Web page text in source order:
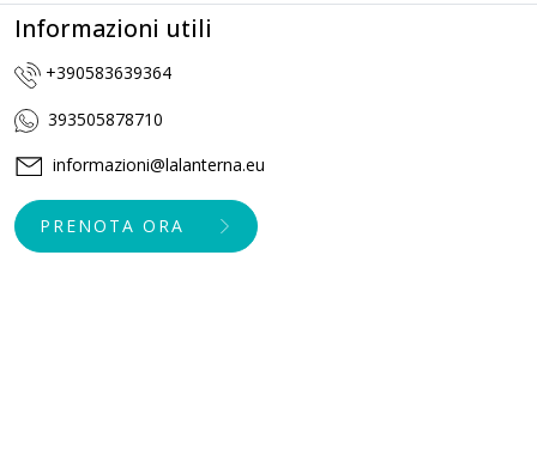
Informazioni utili
+390583639364
393505878710
informazioni@lalanterna.eu
PRENOTA ORA